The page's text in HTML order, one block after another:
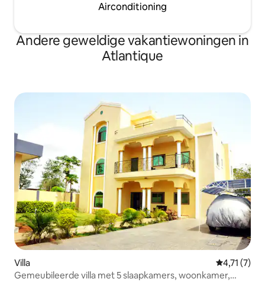
Airconditioning
Andere geweldige vakantiewoningen in
Atlantique
Villa
4,71 (7)
Gemeubileerde villa met 5 slaapkamers, woonkamer,